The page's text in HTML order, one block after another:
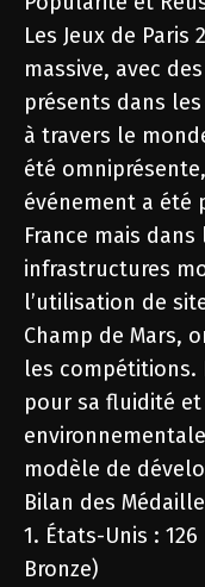
Les Jeux de
massive, avec
présents dans
à travers le
été
événement a été
France mais
infrastructures
l’utilisation de
Champ de Mars,
les compétitions.
pour sa fluidité
modèle de
Bilan des
1. États-Unis :
Bronze)